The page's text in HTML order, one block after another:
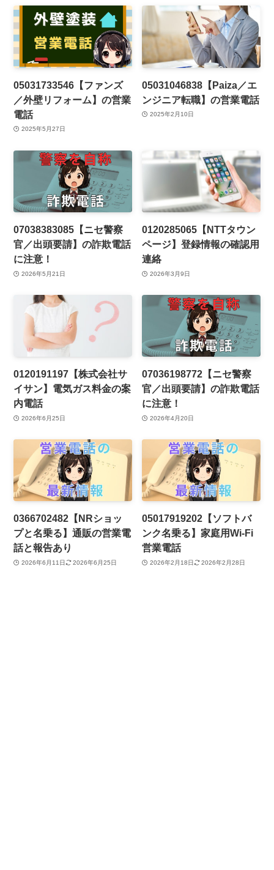
05031733546【ファンズ
／外壁リフォーム】の営業
電話
2025年5月27日
05031046838【Paiza／エ
ンジニア転職】の営業電話
2025年2月10日
07038383085【ニセ警察
官／出頭要請】の詐欺電話
に注意！
2026年5月21日
0120285065【NTTタウン
ページ】登録情報の確認用
連絡
2026年3月9日
0120191197【株式会社サ
イサン】電気ガス料金の案
内電話
2026年6月25日
07036198772【ニセ警察
官／出頭要請】の詐欺電話
に注意！
2026年4月20日
0366702482【NRショッ
プと名乗る】通販の営業電
話と報告あり
2026年6月11日 2026年6月25日
05017919202【ソフトバ
ンク名乗る】家庭用Wi-Fi
営業電話
2026年2月18日 2026年2月28日